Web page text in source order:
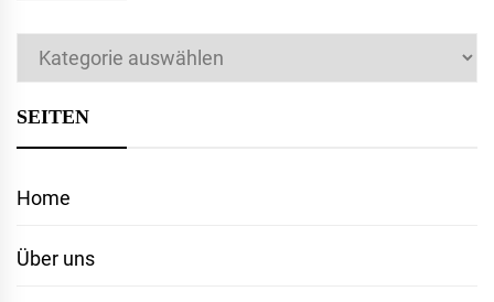
Kategorien
SEITEN
Home
Über uns